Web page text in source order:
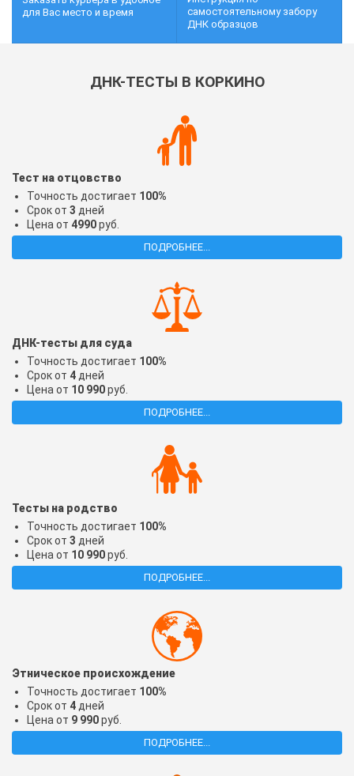
для Вас место и время
самостоятельному забору
ДНК образцов
ДНК-ТЕСТЫ В КОРКИНО
Тест на отцовство
Точность достигает 100%
Срок от 3 дней
Цена от 4990руб.
ПОДРОБНЕЕ...
ДНК-тесты для суда
Точность достигает 100%
Срок от 4 дней
Цена от 10 990руб.
ПОДРОБНЕЕ...
Тесты на родство
Точность достигает 100%
Срок от 3 дней
Цена от 10 990руб.
ПОДРОБНЕЕ...
Этническое происхождение
Точность достигает 100%
Срок от 4 дней
Цена от 9 990руб.
ПОДРОБНЕЕ...